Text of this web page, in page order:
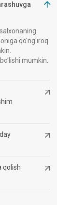
qo'ng'iroq
mumkin.
qolish